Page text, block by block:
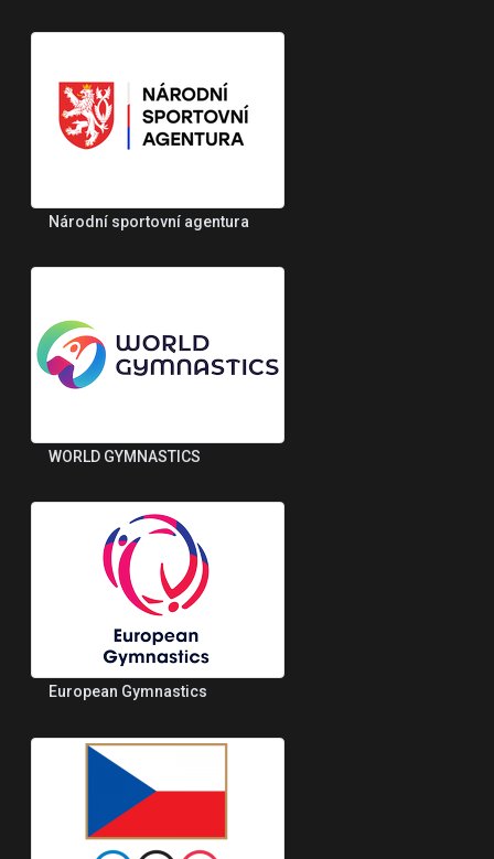
Národní sportovní agentura
WORLD GYMNASTICS
European Gymnastics